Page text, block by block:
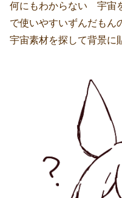
何にもわからない 宇宙
で使いやすいずんだもん
宇宙素材を探して背景に